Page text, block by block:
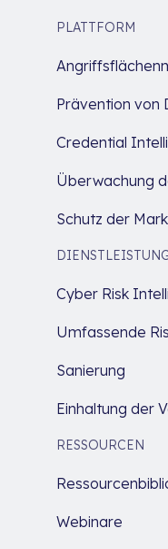
PLATTFORM
Prävention von
Credential
Überwachung
Schutz der
Cyber Risk
Umfassende
Sanierung
Einhaltung der
RESSOURCEN
Webinare